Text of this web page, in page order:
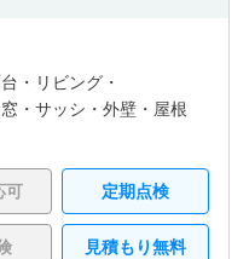
・ リビング・
窓・サッシ・ 外壁・ 屋根
可 定期点検
見積もり無料